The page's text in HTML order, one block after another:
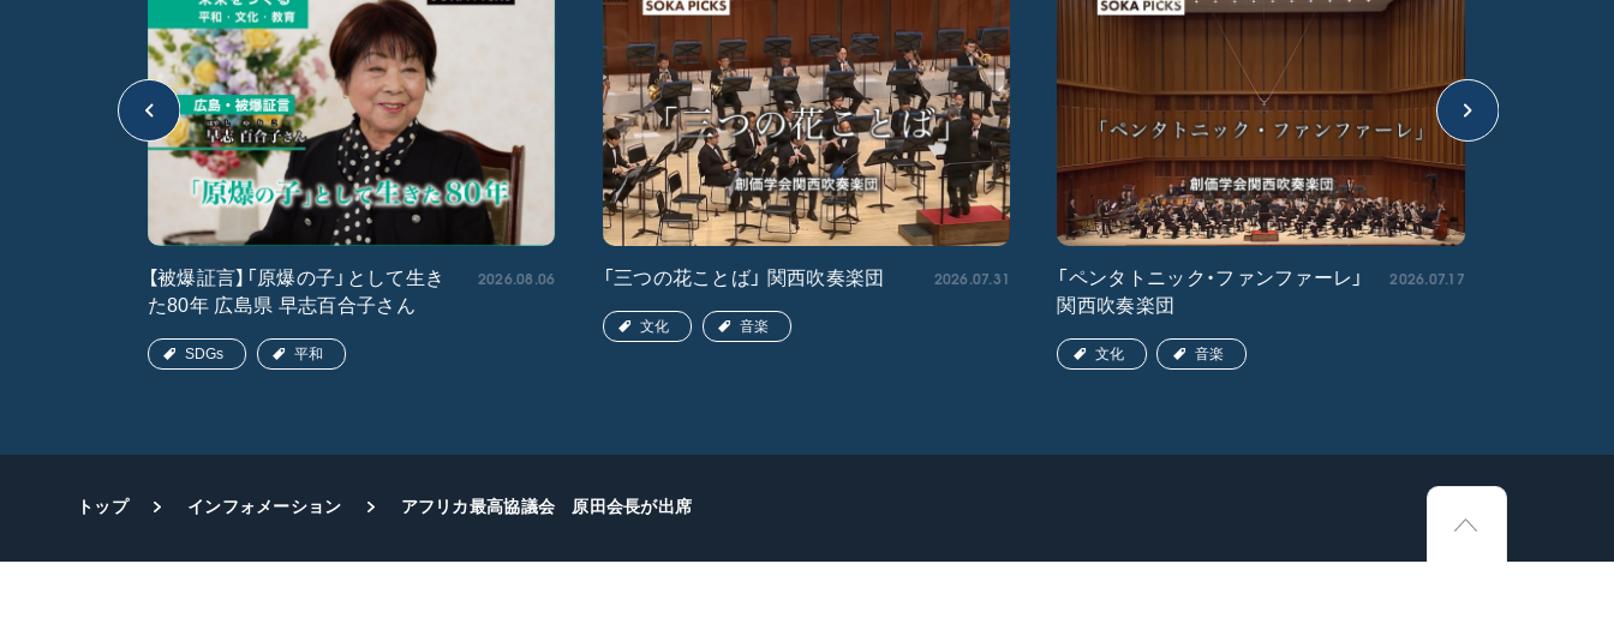
【被爆証言】「原爆の子」として生き
た80年 広島県 早志百合子さん
2026.08.06
SDGs 平和
「三つの花ことば」 関西吹奏楽団 2026.07.31
文化 音楽
「ペンタトニック・ファンファーレ」
関西吹奏楽団
2026.07.17
文化 音楽
トップ インフォメーション アフリカ最高協議会 原田会長が出席